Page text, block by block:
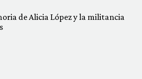
de Alicia López y la militancia